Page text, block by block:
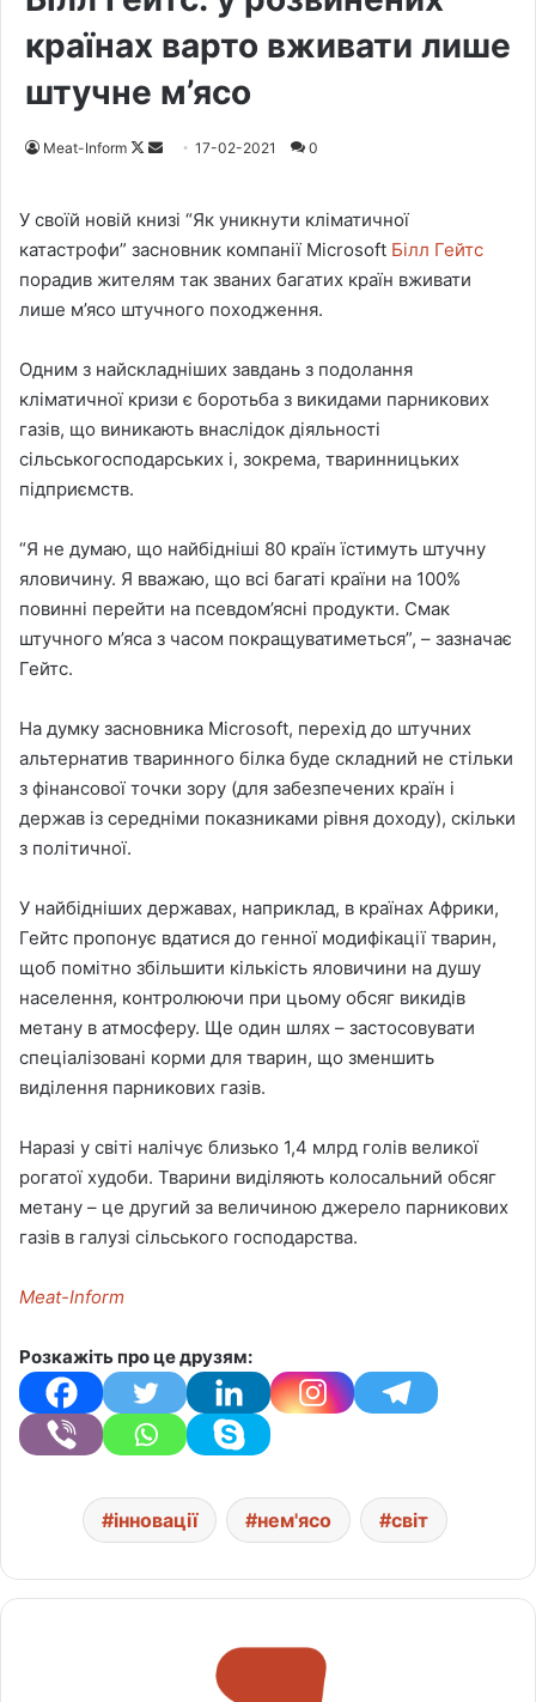
країнах варто вживати лише
штучне м’ясо
Meat-Inform
F
o
w
o
X
a
n
e
a
i
l
17-02-2021 0
У своїй новій книзі “Як уникнути кліматичної
катастрофи” засновник компанії Microsoft Білл Гейтс
порадив жителям так званих багатих країн вживати
лише м’ясо штучного походження.
Одним з найскладніших завдань з подолання
кліматичної кризи є боротьба з викидами парникових
газів, що виникають внаслідок діяльності
сільськогосподарських і, зокрема, тваринницьких
підприємств.
“Я не думаю, що найбідніші 80 країн їстимуть штучну
яловичину. Я вважаю, що всі багаті країни на 100%
повинні перейти на псевдом’ясні продукти. Смак
штучного м’яса з часом покращуватиметься”, – зазначає
Гейтс.
На думку засновника Microsoft, перехід до штучних
альтернатив тваринного білка буде складний не стільки
з фінансової точки зору (для забезпечених країн і
держав із середніми показниками рівня доходу), скільки
з політичної.
У найбідніших державах, наприклад, в країнах Африки,
Гейтс пропонує вдатися до генної модифікації тварин,
щоб помітно збільшити кількість яловичини на душу
населення, контролюючи при цьому обсяг викидів
метану в атмосферу. Ще один шлях – застосовувати
спеціалізовані корми для тварин, що зменшить
виділення парникових газів.
Наразі у світі налічує близько 1,4 млрд голів великої
рогатої худоби. Тварини виділяють колосальний обсяг
метану – це другий за величиною джерело парникових
газів в галузі сільського господарства.
Meat-Inform
Розкажіть про це друзям:
інновації нем'ясо світ